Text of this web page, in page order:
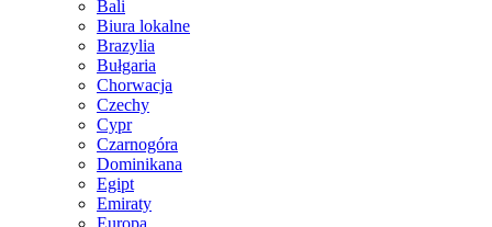
Bali
Biura lokalne
Brazylia
Bułgaria
Chorwacja
Czechy
Cypr
Czarnogóra
Dominikana
Egipt
Emiraty
Europa